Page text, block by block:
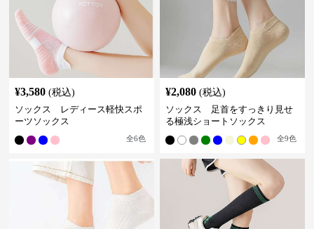
¥3,580 (税込)
ソックス レディース軽快スポ
ーツソックス
全6色
¥2,080 (税込)
ソックス 足首をすっきり見せ
る極浅ショートソックス
全9色